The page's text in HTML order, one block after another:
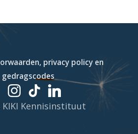
privacy policy en
gedragscodes
KIKI Kennisinstituut